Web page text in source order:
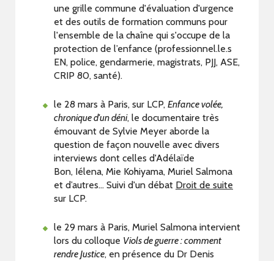
une grille commune d'évaluation d'urgence
et des outils de formation communs pour
l'ensemble de la chaîne qui s'occupe de la
protection de l’enfance (professionnel.le.s
EN, police, gendarmerie, magistrats, PJJ, ASE,
CRIP 80, santé).
le 28 mars à Paris, sur LCP, Enfance volée,
chronique d'un déni, le documentaire très
émouvant de Sylvie Meyer aborde la
question de façon nouvelle avec divers
interviews dont celles d'Adélaïde
Bon, Iélena, Mie Kohiyama, Muriel Salmona
et d’autres... Suivi d'un débat Droit de suite
sur LCP.
le 29 mars à Paris, Muriel Salmona intervient
lors du colloque Viols de guerre : comment
rendre Justice, en présence du Dr Denis